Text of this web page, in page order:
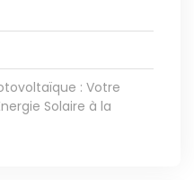
: Votre
Solaire à la